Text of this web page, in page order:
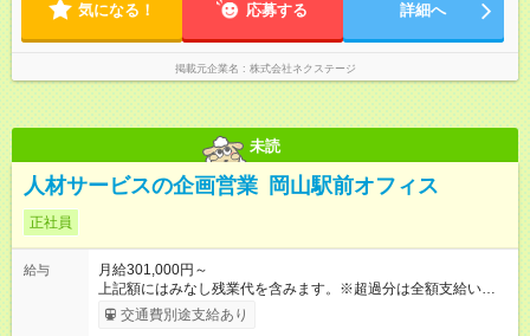
業が少なめなので、仕事終わりの趣味や家族と過ごす時間もた
気になる！ 応募する 詳細へ
掲載元企業名 株式会社ネクステージ
未読
人材サービスの企画営業 岡山駅前オフィス
正社員
給与
月給301,000円～
上記額にはみなし残業代を含みます。※超過分は全額支給いたし
ます。 みなし残業代 54,000円／月 みなし残業時間 26時間／月
月給301,000円以上＋賞与年2回＋決算賞与年1回 ※上記の金額
交通費別途支給あり